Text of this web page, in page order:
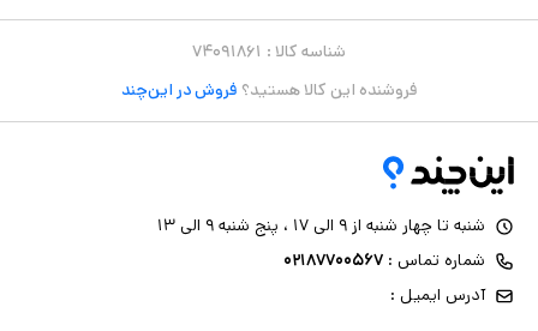
شناسه کالا : ۷۴۰۹۱۸۶۱
فروشنده این کالا هستید؟ فروش در این‌چند
شنبه تا چهار شنبه از ۹ الی ۱۷ ، پنج شنبه ۹ الی ۱۳
شماره تماس : ۰۲۱۸۷۷۰۰۵۶۷
آدرس ایمیل :